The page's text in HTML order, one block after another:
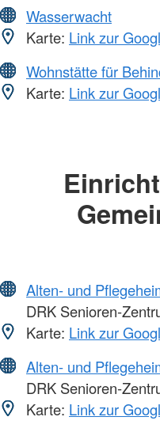
Wasserwacht
Karte: Link zur
Wohnstätte für
Karte: Link zur
Alten- und
DRK Senioren-
Karte: Link zur
Alten- und
DRK Senioren-
Karte: Link zur